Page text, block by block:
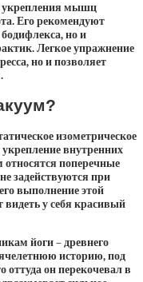
укрепления мышц
Его рекомендуют
но и
Легкое упражнение
но и позволяет
изометрическое
внутренних
поперечные
задействуются при
выполнение этой
видеть у себя красивый
йоги – древнего
историю, под
оттуда он перекочевал в